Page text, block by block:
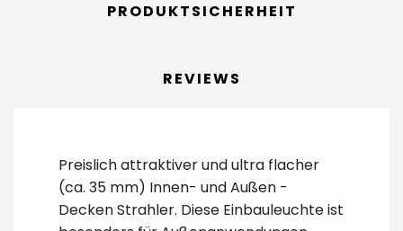
PRODUKTSICHERHEIT
REVIEWS
Preislich attraktiver und ultra flacher
(ca. 35 mm) Innen- und Außen -
Decken Strahler. Diese Einbauleuchte ist